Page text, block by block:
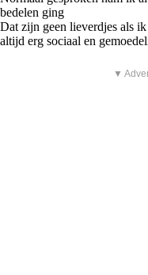
bedelen ging
Dat zijn geen lieverdjes als
altijd erg sociaal en
▼